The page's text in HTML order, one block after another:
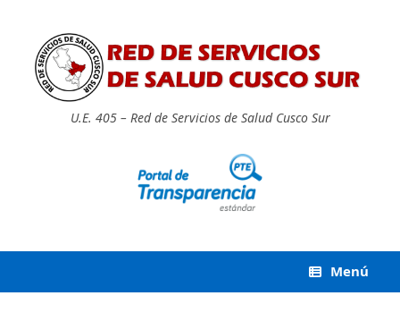
U.E. 405 – Red de Servicios de Salud Cusco Sur
Menú